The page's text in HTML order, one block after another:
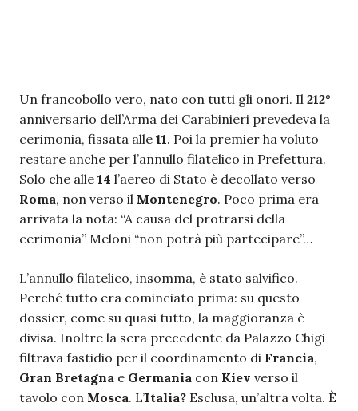
Un francobollo vero, nato con tutti gli onori. Il 212°
anniversario dell’Arma dei Carabinieri prevedeva la
cerimonia, fissata alle 11. Poi la premier ha voluto
restare anche per l’annullo filatelico in Prefettura.
Solo che alle 14 l’aereo di Stato è decollato verso
Roma, non verso il Montenegro. Poco prima era
arrivata la nota: “A causa del protrarsi della
cerimonia” Meloni “non potrà più partecipare”…
L’annullo filatelico, insomma, è stato salvifico.
Perché tutto era cominciato prima: su questo
dossier, come su quasi tutto, la maggioranza è
divisa. Inoltre la sera precedente da Palazzo Chigi
filtrava fastidio per il coordinamento di Francia,
Gran Bretagna e Germania con Kiev verso il
tavolo con Mosca. L’Italia? Esclusa, un’altra volta. È